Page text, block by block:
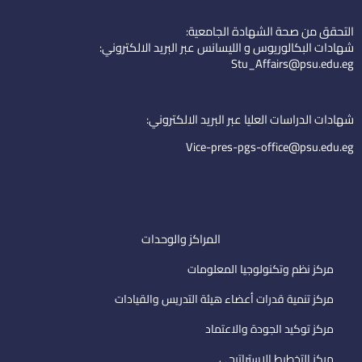
n
-
e
i
l
u
b
e
d
التحقق من صحة الشهادة الجامعية:
شهادات البكالوريوس و الليسانس عبر البريد الالكتروني:
Stu_Affairs@psu.edu.eg
شهادات الدراسات العليا عبر البريد الالكتروني:
Vice-pres-pgs-office@psu.edu.eg
المراكز والوحدات
مركز نظم وتكنولوجيا المعلومات
مركز تنمية قدرات أعضاء هيئة التدريس والقيادات
مركز توكيد الجودة والاعتماد